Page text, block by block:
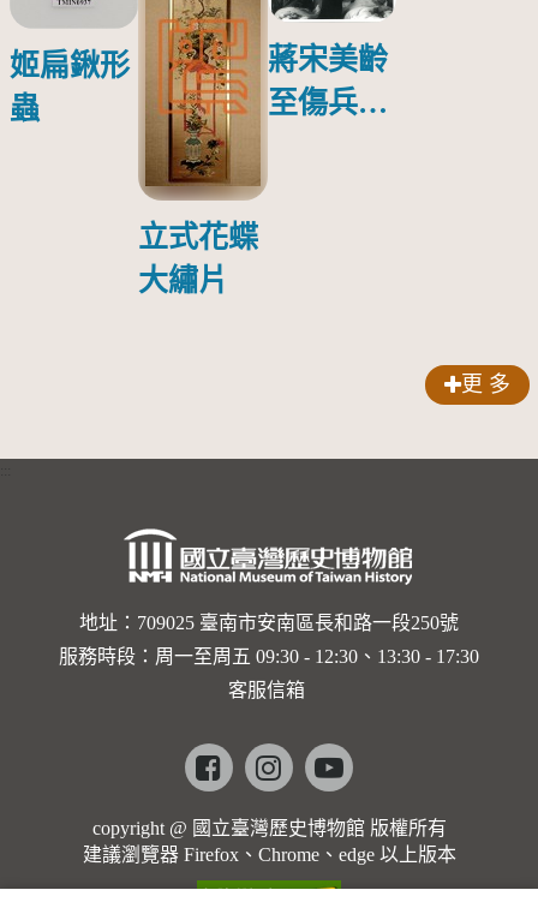
姬扁鍬形
蟲
立式花蝶
大繡片
蔣宋美齡
至傷兵醫
傷日本戰
更 多
地址：709025 臺南市安南區長和路一段250號
服務時段：周一至周五 09:30 - 12:30、13:30 - 17:30
客服信箱
Facebookinstagramyoutube
copyright @ 國立臺灣歷史博物館 版權所有
建議瀏覽器 Firefox、Chrome、edge 以上版本